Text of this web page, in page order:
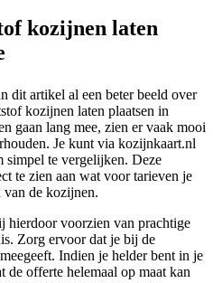
kozijnen laten
dit artikel al een beter beeld over
kozijnen laten plaatsen in
gaan lang mee, zien er vaak mooi
Je kunt via kozijnkaart.nl
simpel te vergelijken. Deze
te zien aan wat voor tarieven je
van de kozijnen.
hierdoor voorzien van prachtige
Zorg ervoor dat je bij de
Indien je helder bent in je
de offerte helemaal op maat kan